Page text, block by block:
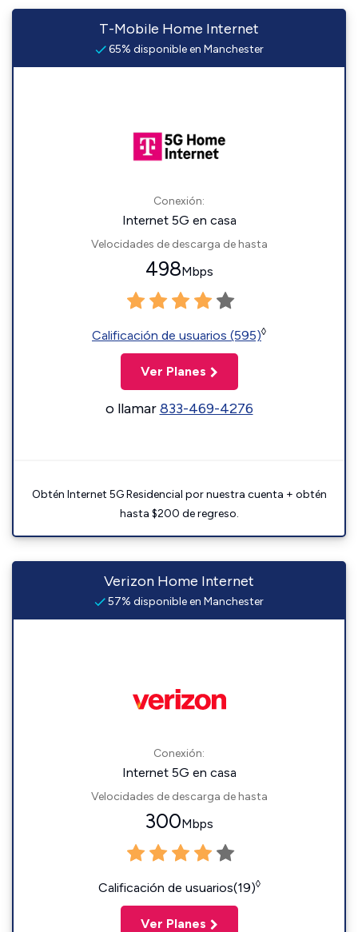
T-Mobile Home Internet
65% disponible en Manchester
Conexión:
Internet 5G en casa
Velocidades de descarga de hasta
498Mbps
Calificación de usuarios (595)◊
Ver Planes
o llamar833-469-4276
Obtén Internet 5G Residencial por nuestra cuenta + obtén
hasta $200 de regreso.
Verizon Home Internet
57% disponible en Manchester
Conexión:
Internet 5G en casa
Velocidades de descarga de hasta
300Mbps
Calificación de usuarios(19)◊
Ver Planes